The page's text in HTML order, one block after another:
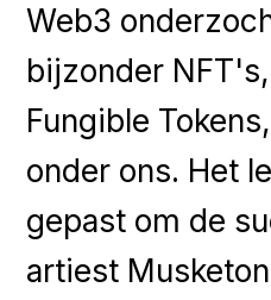
Web3
bijzonder
Fungible
onder ons. Het
gepast om de
artiest